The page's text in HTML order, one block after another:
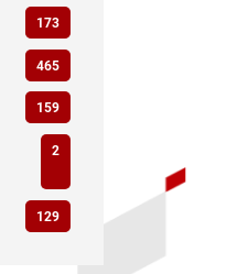
173
465
159
2
129